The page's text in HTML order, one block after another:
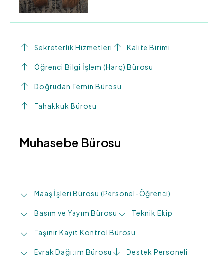
Sekreterlik Hizmetleri Kalite Birimi
Öğrenci Bilgi İşlem (Harç) Bürosu
Doğrudan Temin Bürosu
Tahakkuk Bürosu
Muhasebe Bürosu
Maaş İşleri Bürosu (Personel-Öğrenci)
Basım ve Yayım Bürosu Teknik Ekip
Taşınır Kayıt Kontrol Bürosu
Evrak Dağıtım Bürosu Destek Personeli